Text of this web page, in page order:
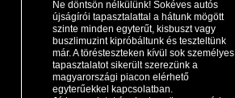
Ne döntsön nélkülünk! Sokéves autós
újságírói tapasztalattal a hátunk mögött
szinte minden egyterűt, kisbuszt vagy
buszlimuzint kipróbáltunk és teszteltünk
már. A törésteszteken kívül sok személyes
tapasztalatot sikerült szerezünk a
magyarországi piacon elérhető
egyterűekkel kapcsolatban.